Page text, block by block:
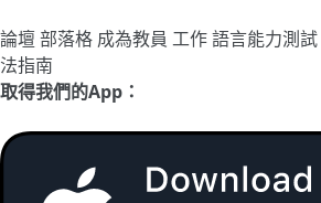
論壇部落格 成為教員 工作語言能力測試
法指南
取得我們的App：